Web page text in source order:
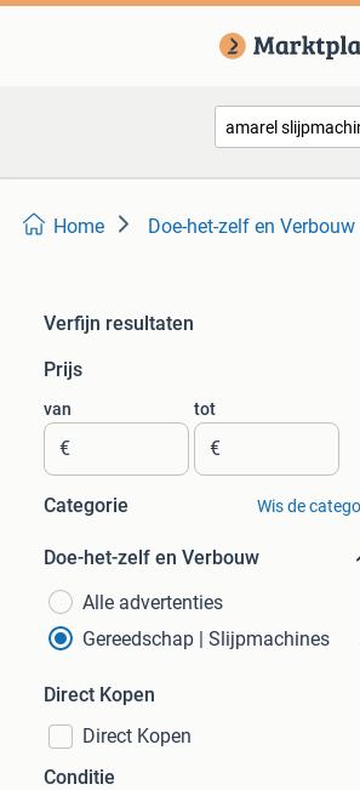
Home Doe-het-zelf en Verbouw
Verfijn resultaten
Prijs
van
€
tot
€
Categorie Wis de
Doe-het-zelf en Verbouw
Alle advertenties
Gereedschap | Slijpmachines
Direct Kopen
Direct Kopen
Conditie